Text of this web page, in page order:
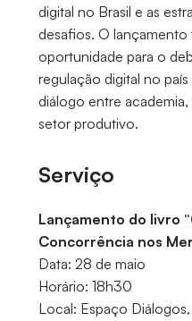
digital no Brasil e as
desafios. O lançamento
oportunidade para o
regulação digital no
diálogo entre
setor produtivo.
Serviço
Lançamento do livro
Concorrência nos
Data: 28 de maio
Horário: 18h30
Local: Espaço